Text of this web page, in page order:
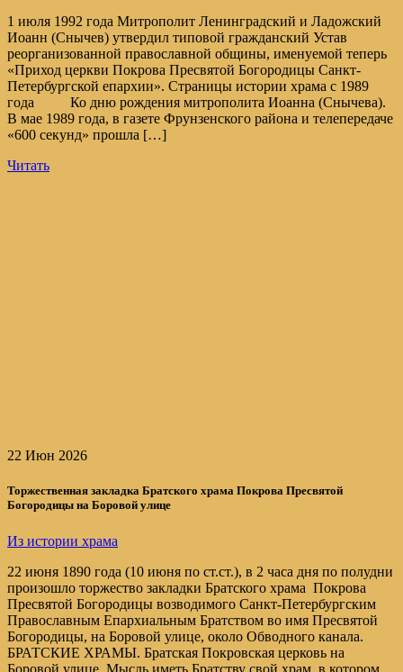
1 июля 1992 года Митрополит Ленинградский и Ладожский
Иоанн (Снычев) утвердил типовой гражданский Устав
реорганизованной православной общины, именуемой теперь
«Приход церкви Покрова Пресвятой Богородицы Санкт-
Петербургской епархии». Страницы истории храма с 1989
года Ко дню рождения митрополита Иоанна (Снычева).
В мае 1989 года, в газете Фрунзенского района и телепередаче
«600 секунд» прошла […]
Читать
22 Июн 2026
Торжественная закладка Братского храма Покрова Пресвятой
Богородицы на Боровой улице
Из истории храма
22 июня 1890 года (10 июня по ст.ст.), в 2 часа дня по полудни
произошло торжество закладки Братского храма Покрова
Пресвятой Богородицы возводимого Санкт-Петербургским
Православным Епархиальным Братством во имя Пресвятой
Богородицы, на Боровой улице, около Обводного канала.
БРАТСКИЕ ХРАМЫ. Братская Покровская церковь на
Боровой улице. Мысль иметь Братству свой храм, в котором